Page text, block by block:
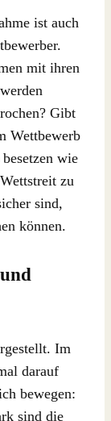
ist auch
mit ihren
Gibt
Wettbewerb
wie
zu
sind,
können.
Im
darauf
bewegen:
sind die